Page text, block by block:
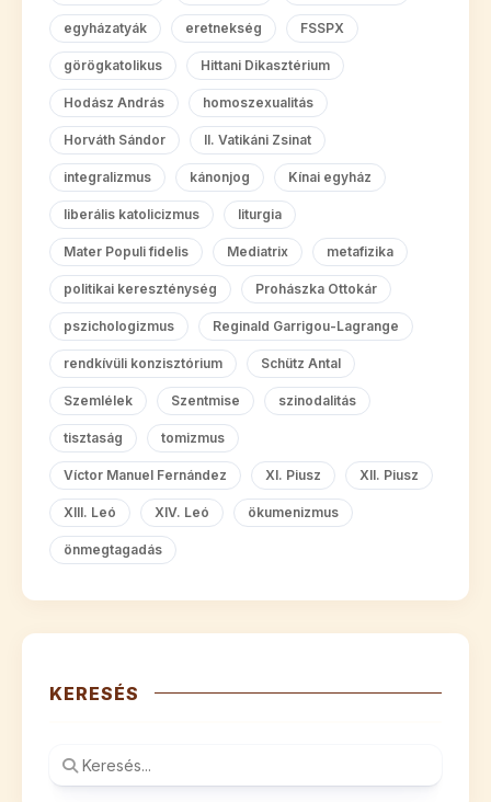
egyházatyák eretnekség FSSPX
görögkatolikus Hittani Dikasztérium
Hodász András homoszexualitás
Horváth Sándor II. Vatikáni Zsinat
integralizmus kánonjog Kínai egyház
liberális katolicizmus liturgia
Mater Populi fidelis Mediatrix metafizika
politikai kereszténység Prohászka Ottokár
pszichologizmus Reginald Garrigou-Lagrange
rendkívüli konzisztórium Schütz Antal
Szemlélek Szentmise szinodalitás
tisztaság tomizmus
Víctor Manuel Fernández XI. Piusz XII. Piusz
XIII. Leó XIV. Leó ökumenizmus
önmegtagadás
KERESÉS